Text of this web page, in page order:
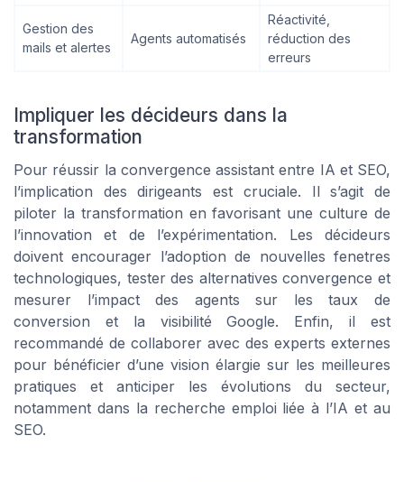
Gestion des
mails et alertes
Agents automatisés
Réactivité,
réduction des
erreurs
Impliquer les décideurs dans la
transformation
Pour réussir la convergence assistant entre IA et SEO,
l’implication des dirigeants est cruciale. Il s’agit de
piloter la transformation en favorisant une culture de
l’innovation et de l’expérimentation. Les décideurs
doivent encourager l’adoption de nouvelles fenetres
technologiques, tester des alternatives convergence et
mesurer l’impact des agents sur les taux de
conversion et la visibilité Google. Enfin, il est
recommandé de collaborer avec des experts externes
pour bénéficier d’une vision élargie sur les meilleures
pratiques et anticiper les évolutions du secteur,
notamment dans la recherche emploi liée à l’IA et au
SEO.